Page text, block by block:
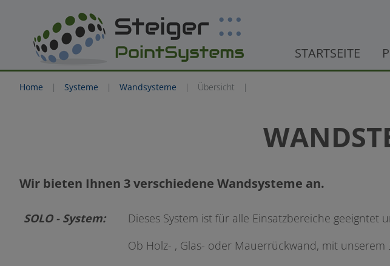
STARTSEITE
Home Systeme Wandsysteme Übersicht
Wir bieten Ihnen 3 verschiedene Wandsysteme an.
SOLO - System:
Dieses System ist für alle Einsatzbereiche
Ob Holz- , Glas- oder Mauerrückwand, mit unserem